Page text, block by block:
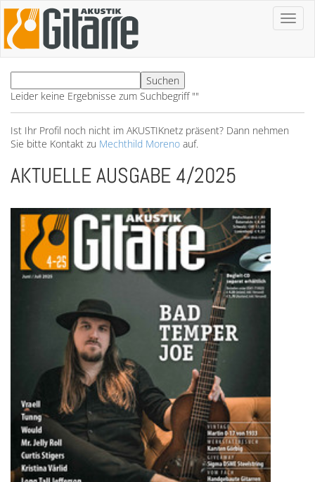
Toggle
Leider keine Ergebnisse zum Suchbegriff ""
Ist Ihr Profil noch nicht im AKUSTIKnetz präsent? Dann nehmen
Sie bitte Kontakt zu Mechthild Moreno auf.
AKTUELLE AUSGABE 4/2025